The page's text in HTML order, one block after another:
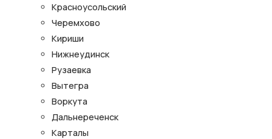
Красноусольский
Черемхово
Кириши
Нижнеудинск
Рузаевка
Вытегра
Воркута
Дальнереченск
Карталы